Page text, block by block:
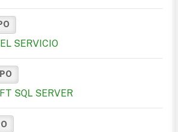
SERVICIO
SQL SERVER